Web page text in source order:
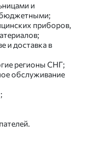
и
бюджетными;
приборов,
и доставка в
регионы СНГ;
обслуживание